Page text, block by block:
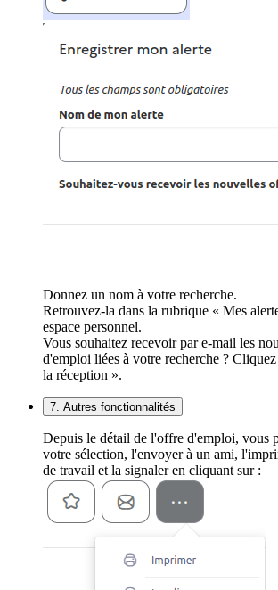
Donnez un nom à votre recherche.
Retrouvez-la dans la rubrique « Mes
espace personnel.
Vous souhaitez recevoir par e-mail les
d'emploi liées à votre recherche ?
la réception ».
7. Autres fonctionnalités
Depuis le détail de l'offre d'emploi, vous
votre sélection, l'envoyer à un ami,
de travail et la signaler en cliquant sur :